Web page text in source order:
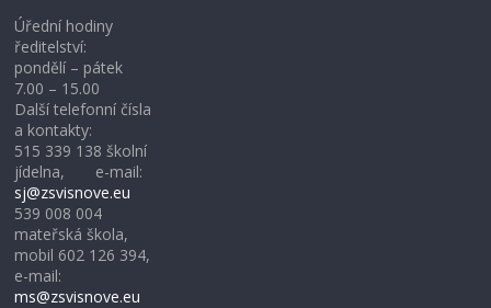
Úřední hodiny
ředitelství:
pondělí – pátek
7.00 – 15.00
Další telefonní čísla
a kontakty:
515 339 138 školní
jídelna, e-mail:
sj@zsvisnove.eu
539 008 004
mateřská škola,
mobil 602 126 394,
e-mail:
ms@zsvisnove.eu